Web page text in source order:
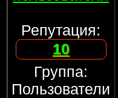
Репутация:
10
Группа:
Пользователи